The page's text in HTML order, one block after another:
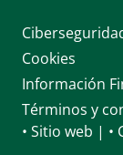
Cookies
Información
Términos y
• Sitio web | •